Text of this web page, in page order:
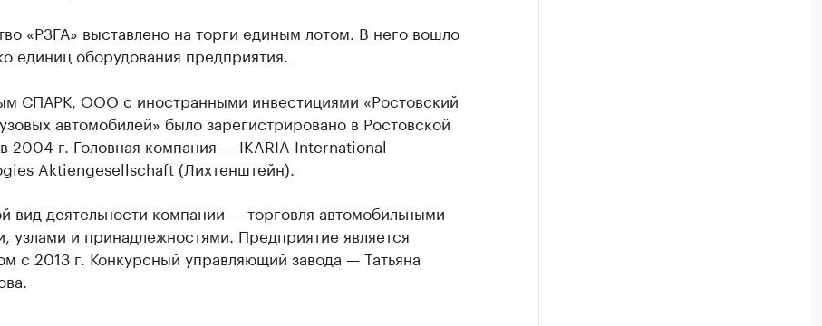
«РЗГА» выставлено на торги единым лотом. В него вошло
единиц оборудования предприятия.
СПАРК, ООО с иностранными инвестициями «Ростовский
автомобилей» было зарегистрировано в Ростовской
2004 г. Головная компания — IKARIA International
Aktiengesellschaft (Лихтенштейн).
вид деятельности компании — торговля автомобильными
узлами и принадлежностями. Предприятие является
с 2013 г. Конкурсный управляющий завода — Татьяна